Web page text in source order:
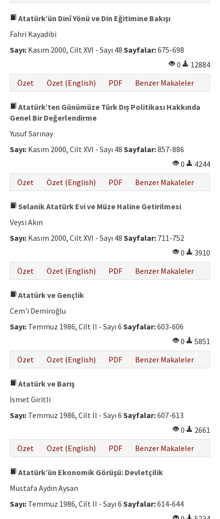
Atatürk’ün Dinî Yönü ve Din Eğitimine Bakışı
Fahri Kayadibi
Sayı: Kasım 2000, Cilt XVI - Sayı 48 Sayfalar:675-698
0
12884
Özet
Özet (English) PDF Benzer Makaleler
Atatürk’ten Günümüze Türk Dış Politikası Hakkında
Genel Bir Değerlendirme
Yusuf Sarınay
Sayı: Kasım 2000, Cilt XVI - Sayı 48 Sayfalar:857-886
0
4244
Özet
Özet (English) PDF Benzer Makaleler
Selanik Atatürk Evi ve Müze Haline Getirilmesi
Veysi Akın
Sayı: Kasım 2000, Cilt XVI - Sayı 48 Sayfalar: 711-752
0
3910
Özet
Özet (English) PDF Benzer Makaleler
Atatürk ve Gençlik
Cem'i Demiroğlu
Sayı: Temmuz 1986, Cilt II - Sayı 6 Sayfalar:603-606
0
5851
Özet
Özet (English) PDF Benzer Makaleler
Atatürk ve Barış
İsmet Giritli
Sayı: Temmuz 1986, Cilt II - Sayı 6 Sayfalar:607-613
0
2661
Özet
Özet (English) PDF Benzer Makaleler
Atatürk’ün Ekonomik Görüşü: Devletçilik
Mustafa Aydın Aysan
Sayı: Temmuz 1986, Cilt II - Sayı 6 Sayfalar:614-644